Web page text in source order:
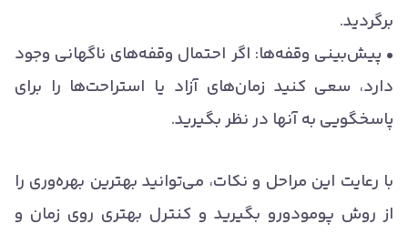
برگردید.
• پیش‌بینی وقفه‌ها: اگر احتمال وقفه‌های ناگهانی وجود
دارد، سعی کنید زمان‌های آزاد یا استراحت‌ها را برای
پاسخگویی به آنها در نظر بگیرید.
با رعایت این مراحل و نکات، می‌توانید بهترین بهره‌وری را
از روش پومودورو بگیرید و کنترل بهتری روی زمان و